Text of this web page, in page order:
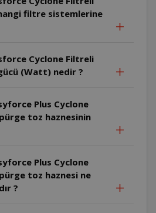
filtre sistemlerine
Cyclone Filtreli
(Watt) nedir ?
Plus Cyclone
toz haznesinin
Plus Cyclone
toz haznesi ne
?